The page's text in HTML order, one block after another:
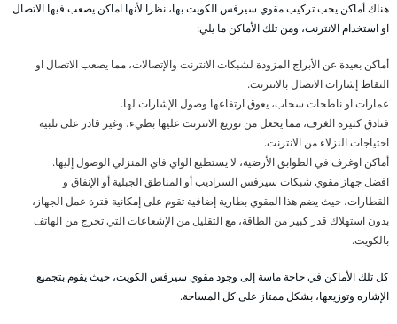
هناك أماكن يجب تركيب مقوي سيرفس الكويت بها، نظرا لأنها اماكن يصعب فيها الاتصال
او استخدام الانترنت، ومن تلك الأماكن ما يلي:
أماكن بعيدة عن الأبراج المزودة لشبكات الانترنت والإتصالات، مما يصعب الاتصال او
التقاط إشارات الاتصال بالانترنت.
عمارات او ناطحات سحاب، يعوق ارتفاعها وصول الإشارات لها.
فنادق كثيرة الغرف، مما يجعل من توزيع الانترنت عليها بطيء، وغير قادر على تلبية
احتياجات النزلاء من الانترنت.
أماكن اوغرف في الطوابق الأرضية، لا يستطيع الواي فاي المنزلي الوصول إليها.
افضل جهاز مقوي شبكات سيرفس السراديب أو المناطق الجبلية أو الإنفاق و
القطارات، حيث يضم هذا المقوي بطارية إضافية تقوم على إمكانية فترة عمل الجهاز،
بدون استهلاك قدر كبير من الطاقة، مع التقليل من الإشعاعات التي تخرج من الهاتف
بالكويت.
كل تلك الأماكن في حاجة ماسة إلى وجود مقوي سيرفس الكويت، حيث يقوم بتجميع
الإشاره وتوزيعها، بشكل ممتاز على كل المساحة.